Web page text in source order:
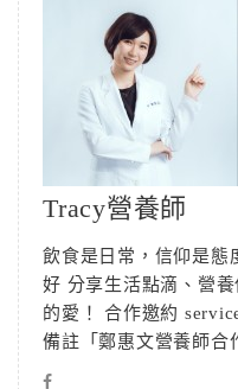
Tracy營養師
飲食是日常，信仰是態
好 分享生活點滴、營
的愛！ 合作邀約
備註「鄭惠文營養師合